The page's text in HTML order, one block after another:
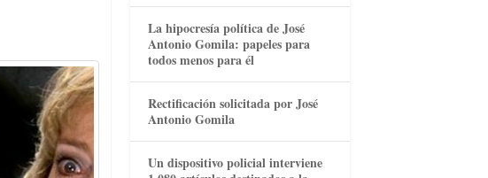
La hipocresía política de José
Antonio Gomila: papeles para
todos menos para él
Rectificación solicitada por José
Antonio Gomila
Un dispositivo policial interviene